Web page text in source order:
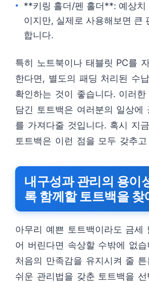
**키링 홀더/펜 홀더**: 예상치
이지만, 실제로 사용해보면 큰
합니다.
특히 노트북이나 태블릿 PC를
한다면, 별도의 패딩 처리된 수
확인하는 것이 좋습니다. 이러
담긴 토트백은 여러분의 일상에
를 가져다줄 것입니다. 혹시 지
토트백은 이런 점을 모두 갖추
내구성과 관리의 용이
록 함께할 토트백을 찾
아무리 예쁜 토트백이라도 금세
어 버린다면 속상할 수밖에 없
처음의 만족감을 유지시켜 줄
쉬운 관리법을 갖춘 토트백을